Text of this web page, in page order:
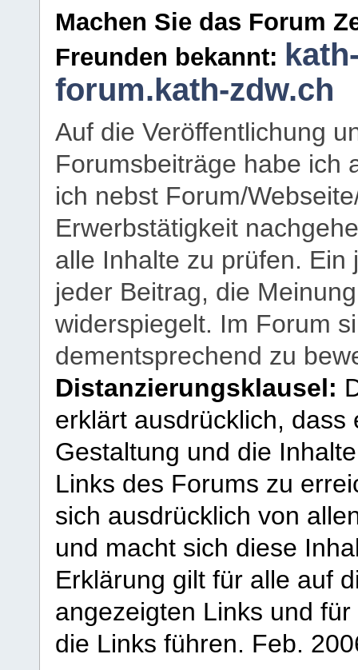
Machen Sie das Forum
Freunden bekannt:
forum.kath-zdw.ch
Auf die Veröffentlichung
Forumsbeiträge habe ich
ich nebst Forum/
Erwerbstätigkeit
alle Inhalte zu prüfen.
jeder Beitrag, die
widerspiegelt. Im Forum
dementsprechend zu
Distanzierungsklausel:
erklärt ausdrücklich,
Gestaltung und die
Links des Forums zu
sich ausdrücklich von
und macht sich diese
Erklärung gilt für alle auf
angezeigten Links und
die Links führen. Feb.